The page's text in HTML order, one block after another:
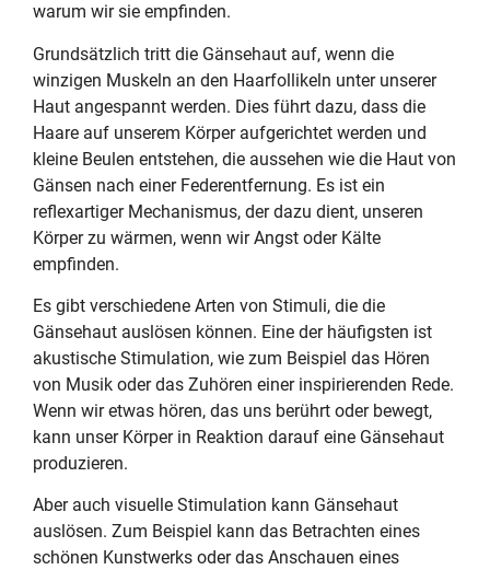
warum wir sie empfinden.
Grundsätzlich tritt die Gänsehaut auf, wenn die
winzigen Muskeln an den Haarfollikeln unter unserer
Haut angespannt werden. Dies führt dazu, dass die
Haare auf unserem Körper aufgerichtet werden und
kleine Beulen entstehen, die aussehen wie die Haut von
Gänsen nach einer Federentfernung. Es ist ein
reflexartiger Mechanismus, der dazu dient, unseren
Körper zu wärmen, wenn wir Angst oder Kälte
empfinden.
Es gibt verschiedene Arten von Stimuli, die die
Gänsehaut auslösen können. Eine der häufigsten ist
akustische Stimulation, wie zum Beispiel das Hören
von Musik oder das Zuhören einer inspirierenden Rede.
Wenn wir etwas hören, das uns berührt oder bewegt,
kann unser Körper in Reaktion darauf eine Gänsehaut
produzieren.
Aber auch visuelle Stimulation kann Gänsehaut
auslösen. Zum Beispiel kann das Betrachten eines
schönen Kunstwerks oder das Anschauen eines